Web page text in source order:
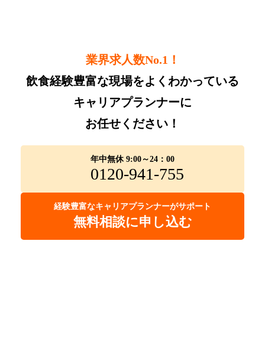
業界求人数No.1！
飲食経験豊富な現場をよくわかっている
キャリアプランナーに
お任せください！
年中無休 9:00～24：00
0120-941-755
経験豊富なキャリアプランナーがサポート
無料相談に申し込む